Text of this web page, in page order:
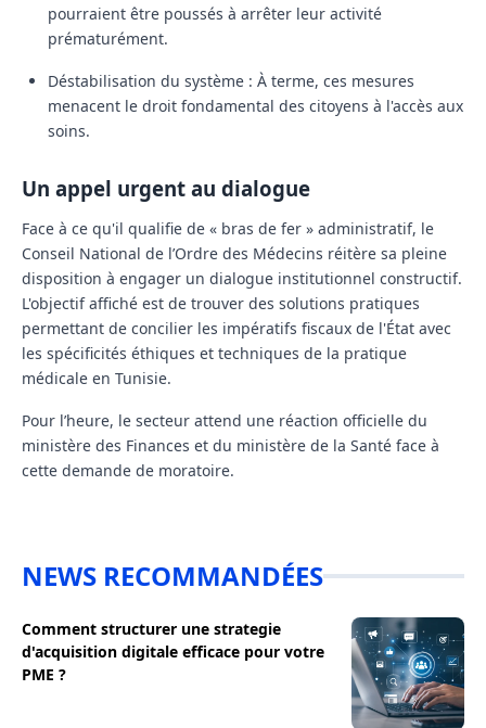
pourraient être poussés à arrêter leur activité
prématurément.
Déstabilisation du système : À terme, ces mesures
menacent le droit fondamental des citoyens à l'accès aux
soins.
Un appel urgent au dialogue
Face à ce qu'il qualifie de « bras de fer » administratif, le
Conseil National de l’Ordre des Médecins réitère sa pleine
disposition à engager un dialogue institutionnel constructif.
L'objectif affiché est de trouver des solutions pratiques
permettant de concilier les impératifs fiscaux de l'État avec
les spécificités éthiques et techniques de la pratique
médicale en Tunisie.
Pour l’heure, le secteur attend une réaction officielle du
ministère des Finances et du ministère de la Santé face à
cette demande de moratoire.
NEWS RECOMMANDÉES
Comment structurer une strategie
d'acquisition digitale efficace pour votre
PME ?